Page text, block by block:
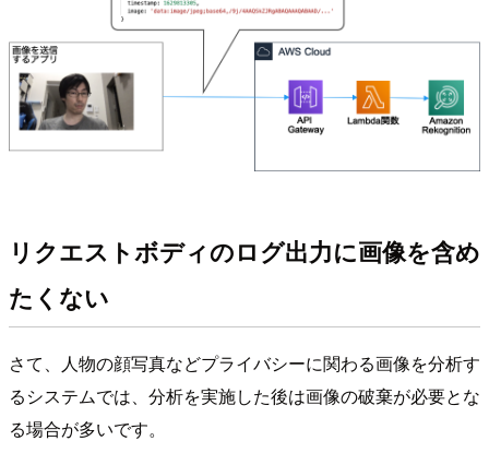
リクエストボディのログ出力に画像を含め
たくない
さて、人物の顔写真などプライバシーに関わる画像を分析す
るシステムでは、分析を実施した後は画像の破棄が必要とな
る場合が多いです。